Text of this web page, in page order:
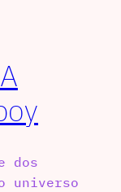
dos
universo